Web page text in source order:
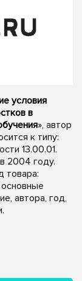
условия
в
», автор
к типу:
13.00.01.
2004 году.
товара:
автора, год,